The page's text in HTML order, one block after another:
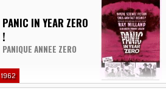
PANIC IN YEAR ZERO
!
PANIQUE ANNEE ZERO
1962